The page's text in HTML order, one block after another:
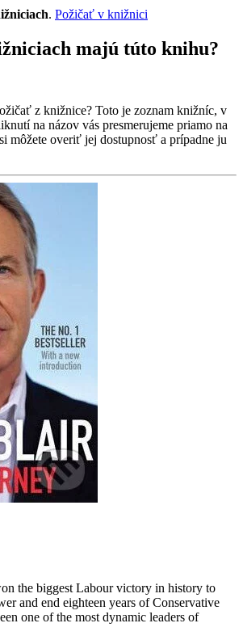
. Požičať v knižnici
majú túto knihu?
z knižnice? Toto je zoznam knižníc, v
na názov vás presmerujeme priamo na
môžete overiť jej dostupnosť a prípadne ju
the biggest Labour victory in history to
and end eighteen years of Conservative
one of the most dynamic leaders of